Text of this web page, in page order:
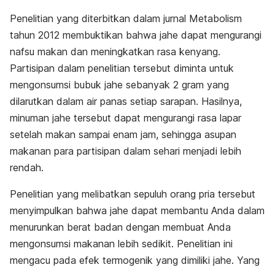
Penelitian yang diterbitkan dalam jurnal Metabolism
tahun 2012 membuktikan bahwa jahe dapat mengurangi
nafsu makan dan meningkatkan rasa kenyang.
Partisipan dalam penelitian tersebut diminta untuk
mengonsumsi bubuk jahe sebanyak 2 gram yang
dilarutkan dalam air panas setiap sarapan. Hasilnya,
minuman jahe tersebut dapat mengurangi rasa lapar
setelah makan sampai enam jam, sehingga asupan
makanan para partisipan dalam sehari menjadi lebih
rendah.
Penelitian yang melibatkan sepuluh orang pria tersebut
menyimpulkan bahwa jahe dapat membantu Anda dalam
menurunkan berat badan dengan membuat Anda
mengonsumsi makanan lebih sedikit. Penelitian ini
mengacu pada efek termogenik yang dimiliki jahe. Yang